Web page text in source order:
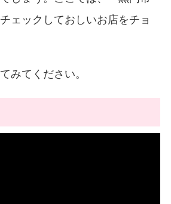
ェックしておしいお店をチョ
みてください。